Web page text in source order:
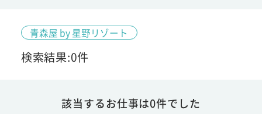
青森屋 by 星野リゾート
検索結果:0件
該当するお仕事は0件でした